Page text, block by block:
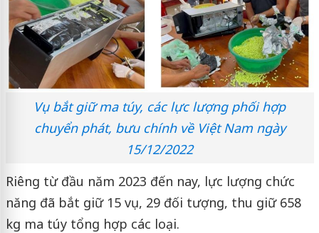
Vụ bắt giữ ma túy, các lực lượng phối hợp
chuyển phát, bưu chính về Việt Nam ngày
15/12/2022
Riêng từ đầu năm 2023 đến nay, lực lượng chức
năng đã bắt giữ 15 vụ, 29 đối tượng, thu giữ 658
kg ma túy tổng hợp các loại.